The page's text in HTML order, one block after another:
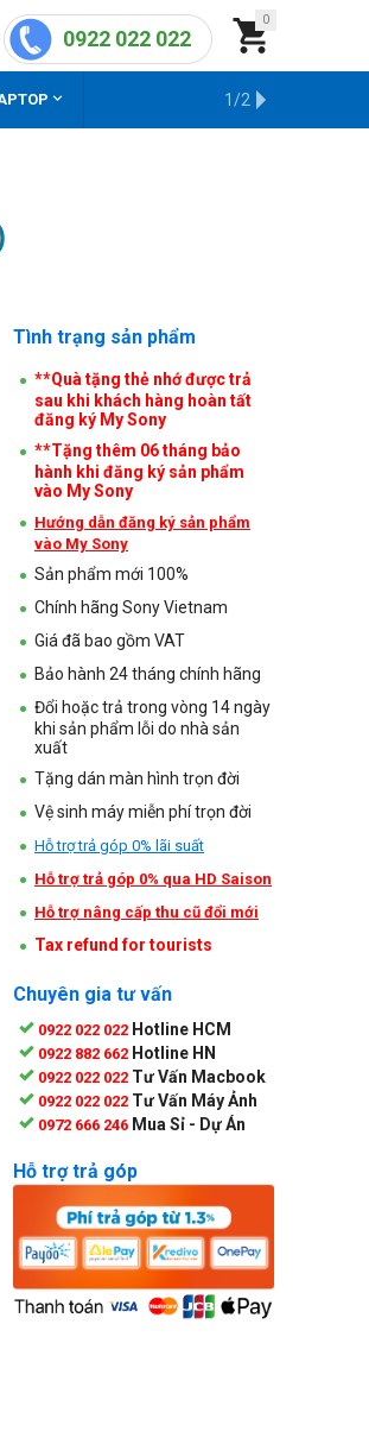
0

0922 022 022
 KHO HÀNG CŨ
1/2
Tình trạng sản phẩm
**Quà tặng thẻ nhớ được trả
sau khi khách hàng hoàn tất
đăng ký My Sony
**Tặng thêm 06 tháng bảo
hành khi đăng ký sản phẩm
vào My Sony
Hướng dẫn đăng ký sản phẩm
vào My Sony
Sản phẩm mới 100%
Chính hãng Sony Vietnam
Giá đã bao gồm VAT
Bảo hành 24 tháng chính hãng
Đổi hoặc trả trong vòng 14 ngày
khi sản phẩm lỗi do nhà sản
xuất
Tặng dán màn hình trọn đời
Vệ sinh máy miễn phí trọn đời
Hỗ trợ trả góp 0% lãi suất
Hỗ trợ trả góp 0% qua HD Saison
Hỗ trợ nâng cấp thu cũ đổi mới
Tax refund for tourists
Chuyên gia tư vấn
0922 022 022 Hotline HCM
0922 882 662 Hotline HN
0922 022 022 Tư Vấn Macbook
0922 022 022 Tư Vấn Máy Ảnh
0972 666 246 Mua Sỉ - Dự Án
Hỗ trợ trả góp